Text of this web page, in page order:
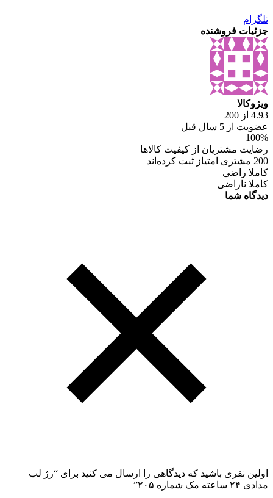
تلگرام
جزئیات فروشنده
ویژوکالا
4.93 از 200
عضویت از 5 سال قبل
100%
رضایت مشتریان از کیفیت کالاها
200 مشتری امتیاز ثبت کرده‌اند
کاملا راضی
کاملا ناراضی
دیدگاه شما
اولین نفری باشید که دیدگاهی را ارسال می کنید برای “رژ لب
مدادی ۲۴ ساعته مک شماره ۲۰۵”